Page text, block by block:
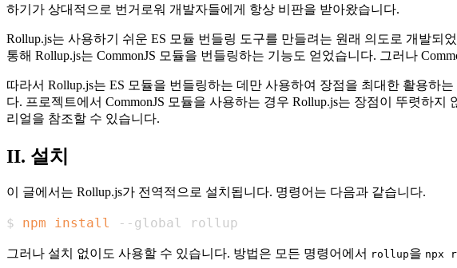
하기가 상대적으로 번거로워 개발자들에게 항상 비판을 받아왔습니다.
Rollup.js는 사용하기 쉬운 ES 모듈 번들링 도구를 만들려는 원래 의도로 개발
통해 Rollup.js는 CommonJS 모듈을 번들링하는 기능도 얻었습니다. 그러나
따라서 Rollup.js는 ES 모듈을 번들링하는 데만 사용하여 장점을 최대한 활용하
다. 프로젝트에서 CommonJS 모듈을 사용하는 경우 Rollup.js는 장점이 뚜렷하
리얼을 참조할 수 있습니다.
II. 설치
이 글에서는 Rollup.js가 전역적으로 설치됩니다. 명령어는 다음과 같습니다.
$ npm install --global rollup
그러나 설치 없이도 사용할 수 있습니다. 방법은 모든 명령어에서 rollup을 npx